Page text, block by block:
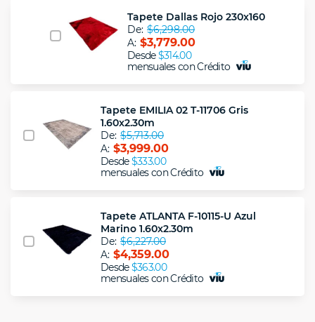
Tapete Dallas Rojo 230x160
De: $6,298.00
A: $3,779.00
Desde$314.00
mensuales con Crédito
Tapete EMILIA 02 T-11706 Gris
1.60x2.30m
De: $5,713.00
A: $3,999.00
Desde$333.00
mensuales con Crédito
Tapete ATLANTA F-10115-U Azul
Marino 1.60x2.30m
De: $6,227.00
A: $4,359.00
Desde$363.00
mensuales con Crédito